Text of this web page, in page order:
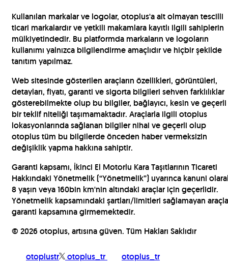
Kullanılan markalar ve logolar, otoplus'a ait olmayan tescilli
ticari markalardır ve yetkili makamlara kayıtlı ilgili sahiplerin
mülkiyetindedir. Bu platformda markaların ve logoların
kullanımı yalnızca bilgilendirme amaçlıdır ve hiçbir şekilde
tanıtım yapılmaz.
Web sitesinde gösterilen araçların özellikleri, görüntüleri,
detayları, fiyatı, garanti ve sigorta bilgileri sehven farklılıklar
gösterebilmekte olup bu bilgiler, bağlayıcı, kesin ve geçerli
bir teklif niteliği taşımamaktadır. Araçlarla ilgili otoplus
lokasyonlarında sağlanan bilgiler nihai ve geçerli olup
otoplus tüm bu bilgilerde önceden haber vermeksizin
değişiklik yapma hakkına sahiptir.
Garanti kapsamı, İkinci El Motorlu Kara Taşıtlarının Ticareti
Hakkındaki Yönetmelik (“Yönetmelik”) uyarınca kanuni
8 yaşın veya 160bin km'nin altındaki araçlar için geçerlidir.
Yönetmelik kapsamındaki şartları/limitleri sağlamayan
garanti kapsamına girmemektedir.
© 2026 otoplus, artısına güven. Tüm Hakları Saklıdır
otoplustr otoplus_tr otoplus_tr